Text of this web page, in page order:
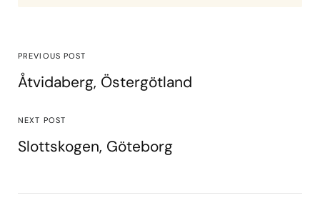
PREVIOUS POST
Åtvidaberg, Östergötland
NEXT POST
Slottskogen, Göteborg